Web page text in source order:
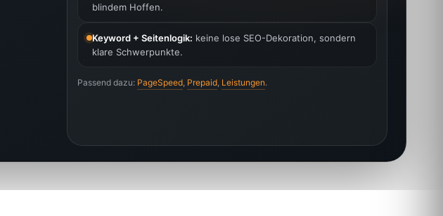
blindem Hoffen.
Keyword + Seitenlogik: keine lose SEO-Dekoration, sondern
klare Schwerpunkte.
Passend dazu: PageSpeed, Prepaid, Leistungen.